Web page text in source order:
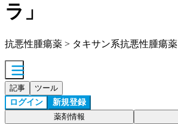
ラ」
抗悪性腫瘍薬 > タキサン系抗悪性腫瘍薬
記事 ツール
ログイン 新規登録
薬剤情報